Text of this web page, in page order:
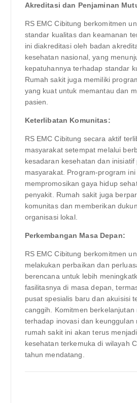
Akreditasi dan Penjaminan
RS EMC Cibitung berkomitmen
standar kualitas dan keamanan
ini diakreditasi oleh badan
kesehatan nasional, yang
kepatuhannya terhadap standar
Rumah sakit juga memiliki
yang kuat untuk memantau dan
pasien.
Keterlibatan Komunitas:
RS EMC Cibitung secara aktif
masyarakat setempat melalui
kesadaran kesehatan dan inisiatif
masyarakat. Program-program
mempromosikan gaya hidup
penyakit. Rumah sakit juga
komunitas dan memberikan
organisasi lokal.
Perkembangan Masa Depan:
RS EMC Cibitung berkomitmen
melakukan perbaikan dan
berencana untuk lebih
fasilitasnya di masa depan,
pusat spesialis baru dan akuisisi
canggih. Komitmen berkelanjutan
terhadap inovasi dan keunggulan
rumah sakit ini akan terus
kesehatan terkemuka di wilayah
tahun mendatang.